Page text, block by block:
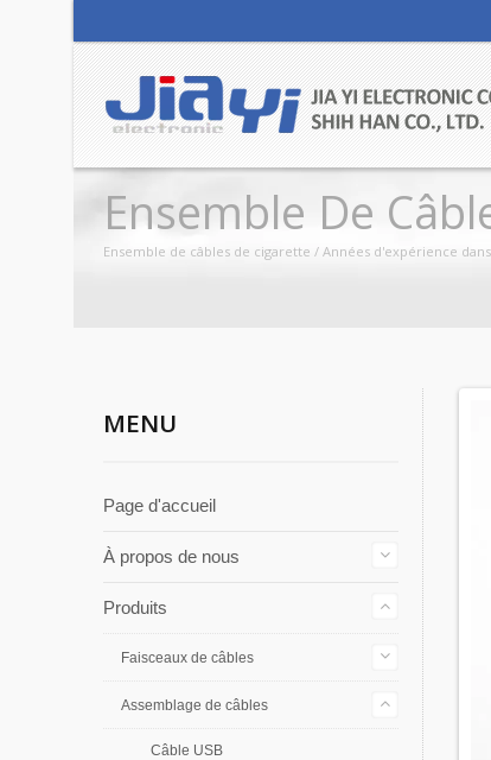
Ensemble De
Ensemble de câbles de cigarette / Années d'expérience
MENU
Page d'accueil
À propos de nous
Produits
Faisceaux de câbles
Assemblage de câbles
Câble USB